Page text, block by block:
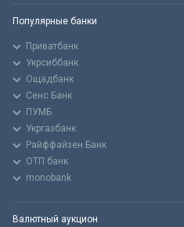
Популярные банки
Приватбанк
Укрсиббанк
Ощадбанк
Сенс Банк
ПУМБ
Укргазбанк
Райффайзен Банк
ОТП банк
monobank
Валютный аукцион